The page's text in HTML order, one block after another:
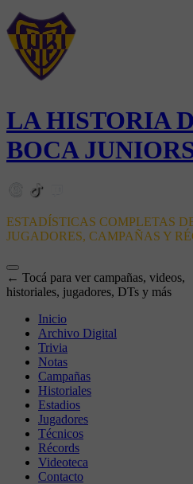
LA HISTORIA
BOCA
ESTADÍSTICAS COMPLETAS
JUGADORES, CAMPAÑAS Y
← Tocá para ver campañas, videos,
historiales, jugadores, DTs y más
Inicio
Archivo Digital
Trivia
Notas
Campañas
Historiales
Estadios
Jugadores
Técnicos
Récords
Videoteca
Contacto